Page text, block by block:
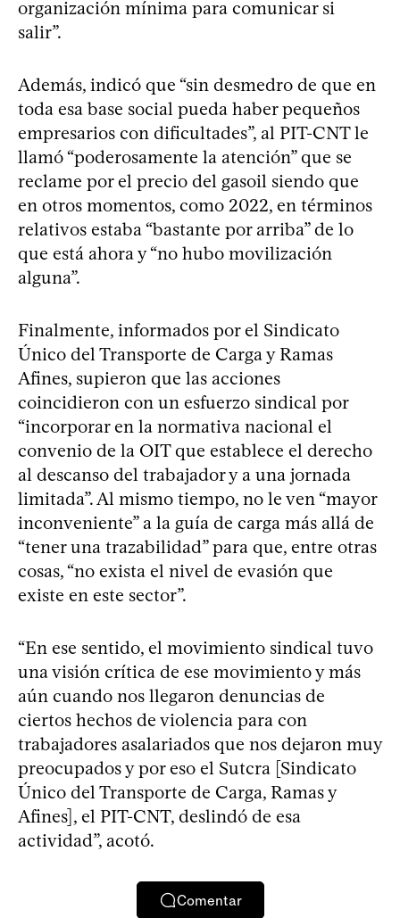
organización mínima para comunicar si
salir”.
Además, indicó que “sin desmedro de que en
toda esa base social pueda haber pequeños
empresarios con dificultades”, al PIT-CNT le
llamó “poderosamente la atención” que se
reclame por el precio del gasoil siendo que
en otros momentos, como 2022, en términos
relativos estaba “bastante por arriba” de lo
que está ahora y “no hubo movilización
alguna”.
Finalmente, informados por el Sindicato
Único del Transporte de Carga y Ramas
Afines, supieron que las acciones
coincidieron con un esfuerzo sindical por
“incorporar en la normativa nacional el
convenio de la OIT que establece el derecho
al descanso del trabajador y a una jornada
limitada”. Al mismo tiempo, no le ven “mayor
inconveniente” a la guía de carga más allá de
“tener una trazabilidad” para que, entre otras
cosas, “no exista el nivel de evasión que
existe en este sector”.
“En ese sentido, el movimiento sindical tuvo
una visión crítica de ese movimiento y más
aún cuando nos llegaron denuncias de
ciertos hechos de violencia para con
trabajadores asalariados que nos dejaron muy
preocupados y por eso el Sutcra [Sindicato
Único del Transporte de Carga, Ramas y
Afines], el PIT-CNT, deslindó de esa
actividad”, acotó.
Comentar